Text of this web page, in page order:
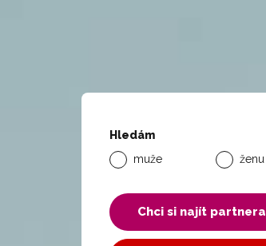
Hledám
muže
ženu
Chci si najít partnera